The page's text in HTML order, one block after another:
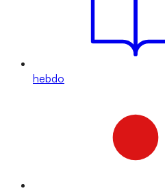
hebdo